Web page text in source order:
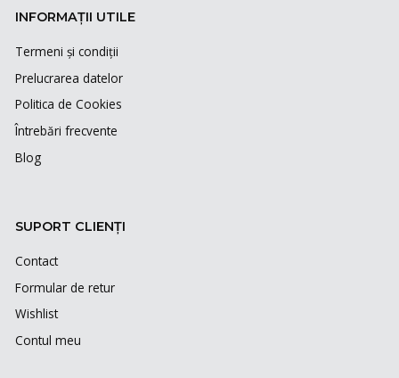
INFORMAȚII UTILE
Termeni și condiții
Prelucrarea datelor
Politica de Cookies
Întrebări frecvente
Blog
SUPORT CLIENȚI
Contact
Formular de retur
Wishlist
Contul meu